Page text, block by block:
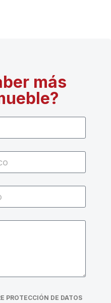
más
PROTECCIÓN DE DATOS